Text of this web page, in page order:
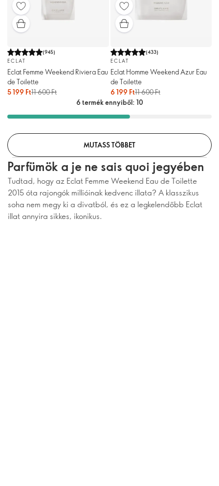
(945)
ECLAT
Eclat Femme Weekend Riviera Eau
de Toilette
5 199 Ft11 600 Ft
(433)
ECLAT
Eclat Homme Weekend Azur Eau
de Toilette
6 199 Ft11 600 Ft
6 termék ennyiből: 10
MUTASS TÖBBET
Parfümök a je ne sais quoi jegyében
Tudtad, hogy az Eclat Femme Weekend Eau de Toilette
2015 óta rajongók millióinak kedvenc illata? A klasszikus
soha nem megy ki a divatból, és ez a legkelendőbb Eclat
illat annyira sikkes, ikonikus.